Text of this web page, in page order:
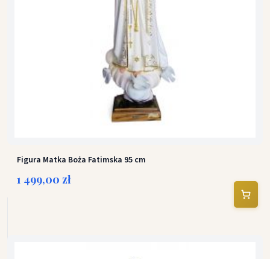
Figura Matka Boża Fatimska 95 cm
1 499,00 zł